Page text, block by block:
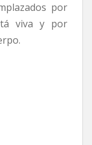
por
viva y por